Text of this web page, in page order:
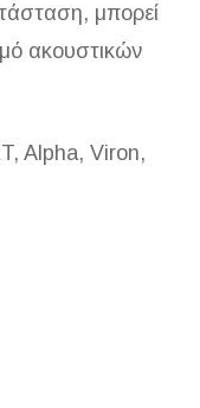
μπορεί
ακουστικών
Alpha, Viron,